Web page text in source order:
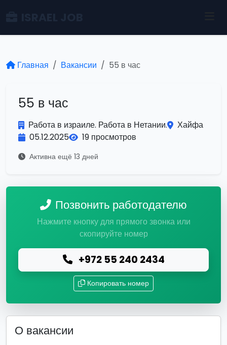
Главная Вакансии 55 в час
55 в час
Работа в израиле. Работа в Нетании.
Хайфа
05.12.2025
19 просмотров
Активна ещё 13 дней
Позвонить работодателю
Нажмите кнопку для прямого звонка или
скопируйте номер
+972 55 240 2434
Копировать номер
О вакансии